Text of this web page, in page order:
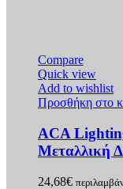
Compare
Quick view
Add to wishlist
Προσθήκη στο
ACA
Μεταλλική
24,68€